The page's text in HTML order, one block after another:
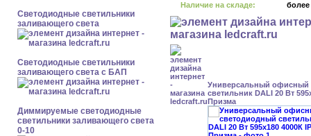
Светодиодные светильники
заливающего света
Светодиодные светильники
заливающего света с БАП
Диммируемые светодиодные
светильники заливающего света
0-10
Наличие на складе: более
Универсальный офисный
светильник DALI 20 Вт
Призма